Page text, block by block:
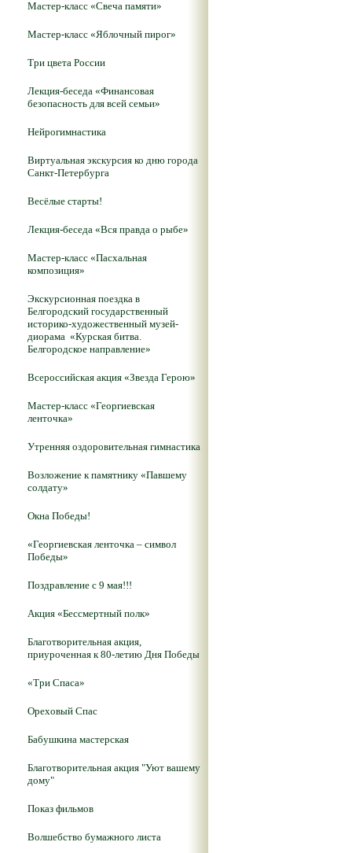
Мастер-класс «Свеча памяти»
Мастер-класс «Яблочный пирог»
Три цвета России
Лекция-беседа «Финансовая
безопасность для всей семьи»
Нейрогимнастика
Виртуальная экскурсия ко дню города
Санкт-Петербурга
Весёлые старты!
Лекция-беседа «Вся правда о рыбе»
Мастер-класс «Пасхальная
композиция»
Экскурсионная поездка в
Белгородский государственный
историко-художественный музей-
диорама «Курская битва.
Белгородское направление»
Всероссийская акция «Звезда Герою»
Мастер-класс «Георгиевская
ленточка»
Утренняя оздоровительная гимнастика
Возложение к памятнику «Павшему
солдату»
Окна Победы!
«Георгиевская ленточка – символ
Победы»
Поздравление с 9 мая!!!
Акция «Бессмертный полк»
Благотворительная акция,
приуроченная к 80-летию Дня Победы
«Три Спаса»
Ореховый Спас
Бабушкина мастерская
Благотворительная акция "Уют вашему
дому"
Показ фильмов
Волшебство бумажного листа